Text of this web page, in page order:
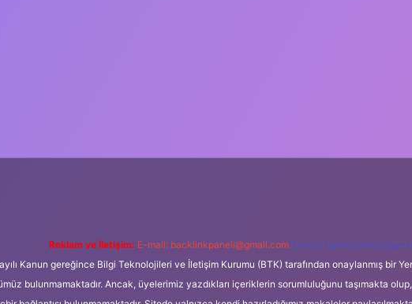
Reklam ve İletişim: E-mail: backlinkpaneli@gmail.com Teams:
Kanun gereğince Bilgi Teknolojileri ve İletişim Kurumu (BTK) tarafından onaylanmış
bulunmamaktadır. Ancak, üyelerimiz yazdıkları içeriklerin sorumluluğunu taşımakta